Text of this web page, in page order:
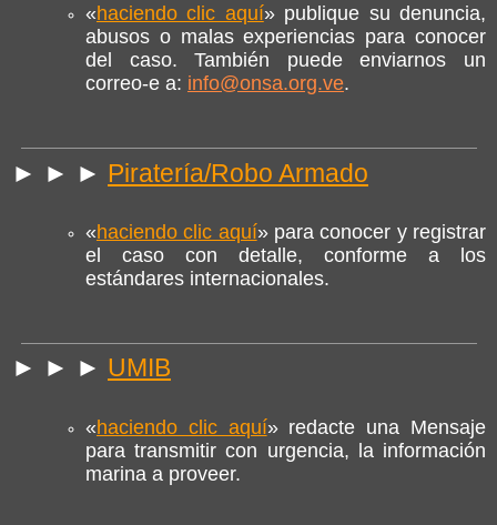
«haciendo clic aquí» publique su denuncia,
abusos o malas experiencias para conocer
del caso. También puede enviarnos un
correo-e a: info@onsa.org.ve.
► ► ► Piratería/Robo Armado
«haciendo clic aquí» para conocer y registrar
el caso con detalle, conforme a los
estándares internacionales.
► ► ► UMIB
«haciendo clic aquí» redacte una Mensaje
para transmitir con urgencia, la información
marina a proveer.